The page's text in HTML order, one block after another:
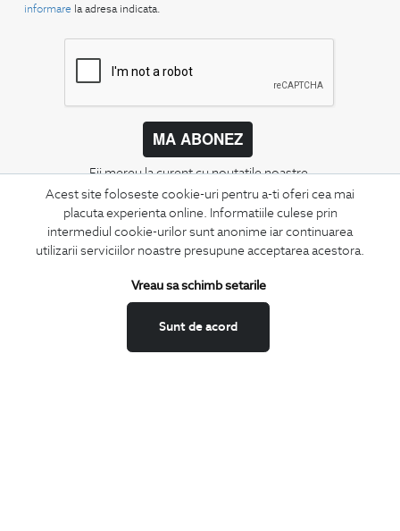
Acest site foloseste cookie-uri pentru a-ti oferi cea mai
placuta experienta online. Informatiile culese prin
intermediul cookie-urilor sunt anonime iar continuarea
utilizarii serviciilor noastre presupune acceptarea acestora.
Sunt de acord
Vreau sa schimb setarile
informare la adresa indicata.
MA ABONEZ
Fii mereu la curent cu noutatile noastre,
oferte speciale si trenduri in moda masculina.
CONCIERGE
Termeni si conditii
Schimburi si retur
Securitatea datelor
Feedback site
ANPC